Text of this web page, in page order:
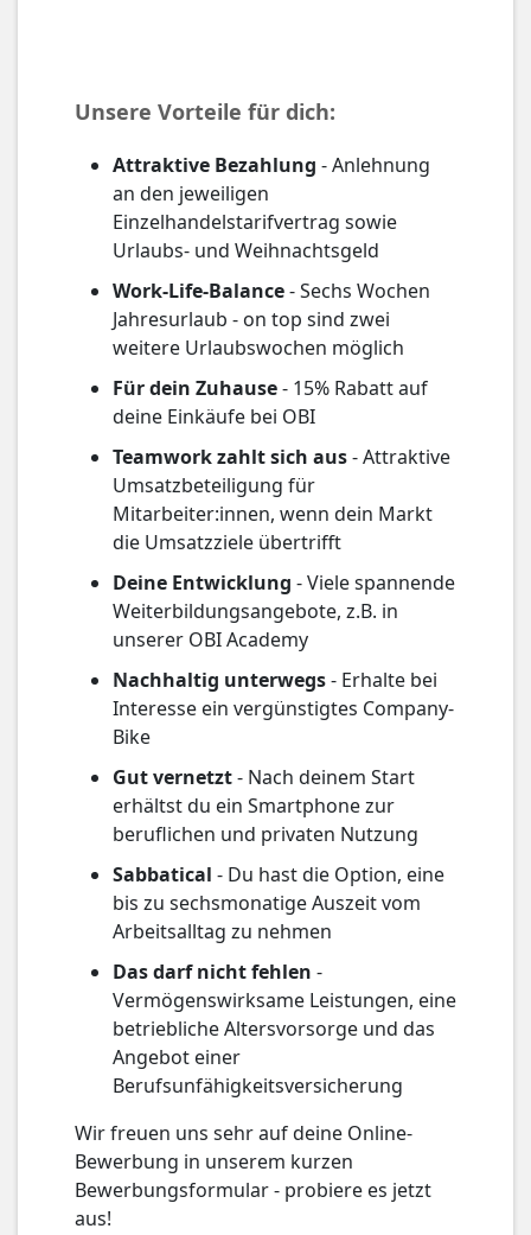
Unsere Vorteile für dich:
Attraktive Bezahlung - Anlehnung
an den jeweiligen
Einzelhandelstarifvertrag sowie
Urlaubs- und Weihnachtsgeld
Work-Life-Balance- Sechs Wochen
Jahresurlaub - on top sind zwei
weitere Urlaubswochen möglich
Für dein Zuhause- 15% Rabatt auf
deine Einkäufe bei OBI
Teamwork zahlt sich aus- Attraktive
Umsatzbeteiligung für
Mitarbeiter:innen, wenn dein Markt
die Umsatzziele übertrifft
Deine Entwicklung - Viele spannende
Weiterbildungsangebote, z.B. in
unserer OBI Academy
Nachhaltig unterwegs- Erhalte bei
Interesse ein vergünstigtes Company-
Bike
Gut vernetzt- Nach deinem Start
erhältst du ein Smartphone zur
beruflichen und privaten Nutzung
Sabbatical - Du hast die Option, eine
bis zu sechsmonatige Auszeit vom
Arbeitsalltag zu nehmen
Das darf nicht fehlen -
Vermögenswirksame Leistungen, eine
betriebliche Altersvorsorge und das
Angebot einer
Berufsunfähigkeitsversicherung
Wir freuen uns sehr auf deine Online-
Bewerbung in unserem kurzen
Bewerbungsformular - probiere es jetzt
aus!